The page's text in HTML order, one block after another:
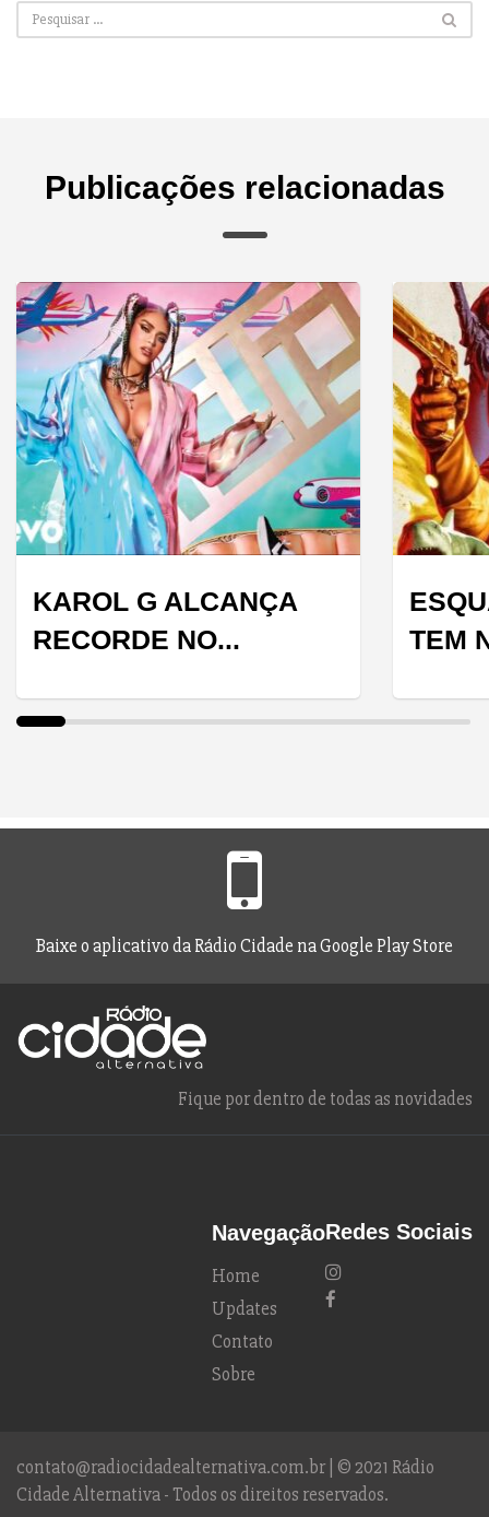
Publicações relacionadas
KAROL G ALCANÇA
RECORDE NO...
TEM
Baixe o aplicativo da Rádio Cidade na Google Play Store
Fique por dentro de todas as novidades
Redes Sociais
Navegação
Home
Updates
Contato
Sobre
contato@radiocidadealternativa.com.br | © 2021 Rádio
Cidade Alternativa - Todos os direitos reservados.